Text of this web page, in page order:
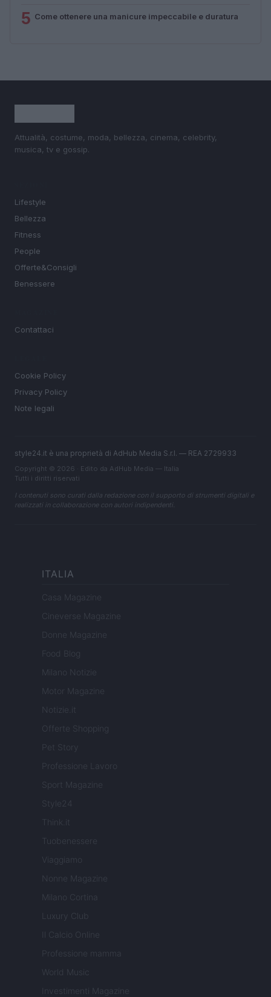
5 Come ottenere una manicure impeccabile e duratura
Attualità, costume, moda, bellezza, cinema, celebrity,
musica, tv e gossip.
Lifestyle
Bellezza
Fitness
People
Offerte&Consigli
Benessere
Contattaci
Cookie Policy
Privacy Policy
Note legali
style24.it è una proprietà di AdHub Media S.r.l. — REA 2729933
Copyright © 2026 · Edito da AdHub Media — Italia
Tutti i diritti riservati
I contenuti sono curati dalla redazione con il supporto di strumenti digitali e
realizzati in collaborazione con autori indipendenti.
ITALIA
Casa Magazine
Cineverse Magazine
Donne Magazine
Food Blog
Milano Notizie
Motor Magazine
Notizie.it
Offerte Shopping
Pet Story
Professione Lavoro
Sport Magazine
Style24
Think.it
Tuobenessere
Viaggiamo
Nonne Magazine
Milano Cortina
Luxury Club
Il Calcio Online
Professione mamma
World Music
Investimenti Magazine